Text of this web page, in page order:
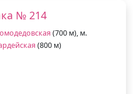
№ 214
(700 м), м.
(800 м)